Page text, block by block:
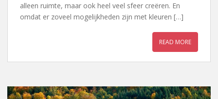
alleen ruimte, maar ook heel veel sfeer creëren. En
omdat er zoveel mogelijkheden zijn met kleuren […]
READ MORE